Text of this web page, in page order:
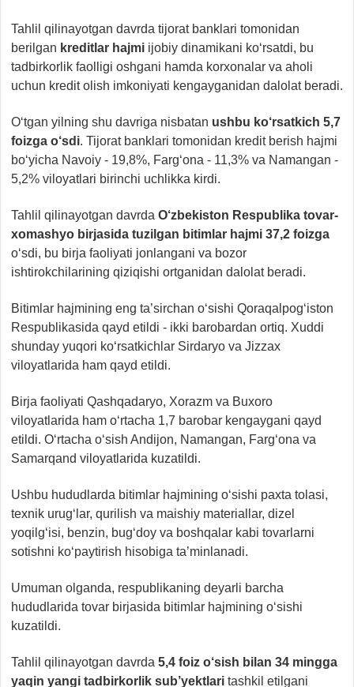
Tahlil qilinayotgan davrda tijorat banklari tomonidan
berilgan kreditlar hajmi ijobiy dinamikani ko‘rsatdi, bu
tadbirkorlik faolligi oshgani hamda korxonalar va aholi
uchun kredit olish imkoniyati kengayganidan dalolat beradi.
O‘tgan yilning shu davriga nisbatan ushbu ko‘rsatkich 5,7
foizga o‘sdi. Tijorat banklari tomonidan kredit berish hajmi
bo‘yicha Navoiy - 19,8%, Farg‘ona - 11,3% va Namangan -
5,2% viloyatlari birinchi uchlikka kirdi.
Tahlil qilinayotgan davrda O‘zbekiston Respublika tovar-
xomashyo birjasida tuzilgan bitimlar hajmi 37,2 foizga
o‘sdi, bu birja faoliyati jonlangani va bozor
ishtirokchilarining qiziqishi ortganidan dalolat beradi.
Bitimlar hajmining eng ta’sirchan o‘sishi Qoraqalpog‘iston
Respublikasida qayd etildi - ikki barobardan ortiq. Xuddi
shunday yuqori ko‘rsatkichlar Sirdaryo va Jizzax
viloyatlarida ham qayd etildi.
Birja faoliyati Qashqadaryo, Xorazm va Buxoro
viloyatlarida ham o‘rtacha 1,7 barobar kengaygani qayd
etildi. O‘rtacha o‘sish Andijon, Namangan, Farg‘ona va
Samarqand viloyatlarida kuzatildi.
Ushbu hududlarda bitimlar hajmining o‘sishi paxta tolasi,
texnik urug‘lar, qurilish va maishiy materiallar, dizel
yoqilg‘isi, benzin, bug‘doy va boshqalar kabi tovarlarni
sotishni ko‘paytirish hisobiga ta’minlanadi.
Umuman olganda, respublikaning deyarli barcha
hududlarida tovar birjasida bitimlar hajmining o‘sishi
kuzatildi.
Tahlil qilinayotgan davrda 5,4 foiz o‘sish bilan 34 mingga
yaqin yangi tadbirkorlik sub’yektlari tashkil etilgani